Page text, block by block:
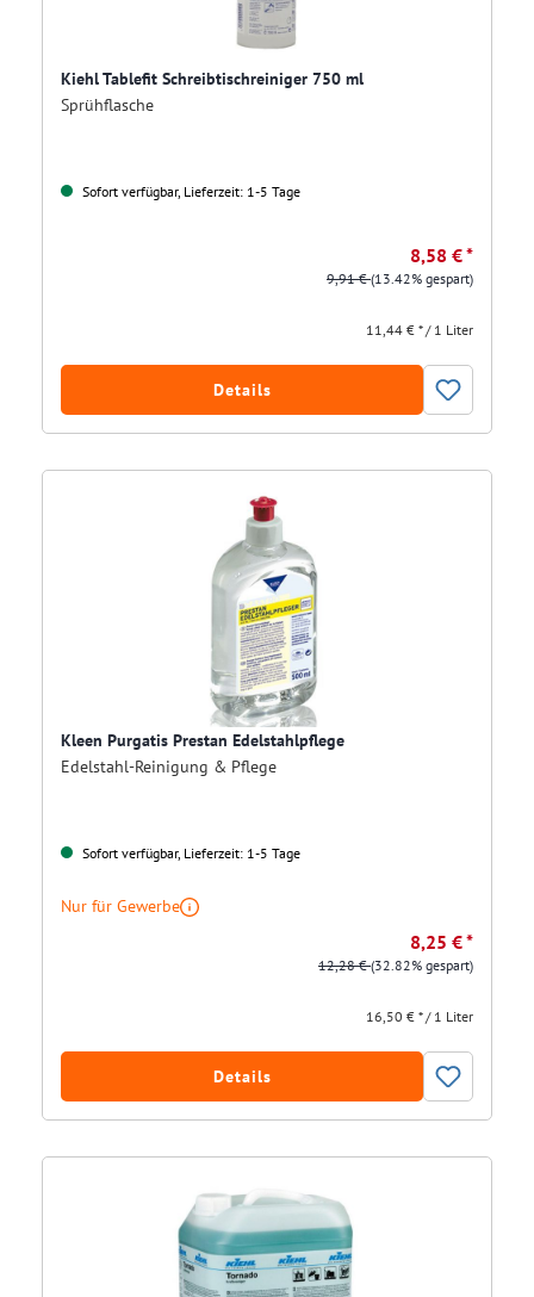
Kiehl Tablefit Schreibtischreiniger 750 ml
Sprühflasche
Sofort verfügbar, Lieferzeit: 1-5 Tage
8,58 € *
9,91 €(13.42% gespart)
11,44 € * / 1 Liter
Details
Kleen Purgatis Prestan Edelstahlpflege
Edelstahl-Reinigung & Pflege
Sofort verfügbar, Lieferzeit: 1-5 Tage
Nur für Gewerbe
8,25 € *
12,28 €(32.82% gespart)
16,50 € * / 1 Liter
Details